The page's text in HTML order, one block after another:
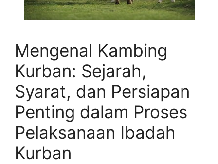
Mengenal Kambing
Kurban: Sejarah,
Syarat, dan Persiapan
Penting dalam Proses
Pelaksanaan Ibadah
Kurban